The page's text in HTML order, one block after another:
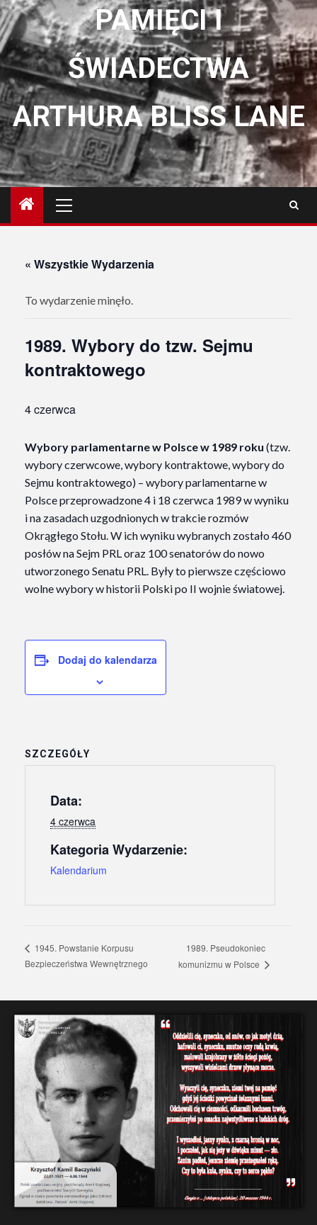
PAMIĘCI I
ŚWIADECTWA
ARTHURA BLISS LANE
główne
« Wszystkie Wydarzenia
To wydarzenie minęło.
1989. Wybory do tzw. Sejmu
kontraktowego
4 czerwca
Wybory parlamentarne w Polsce w 1989 roku (tzw.
wybory czerwcowe, wybory kontraktowe, wybory do
Sejmu kontraktowego) – wybory parlamentarne w
Polsce przeprowadzone 4 i 18 czerwca 1989 w wyniku
i na zasadach uzgodnionych w trakcie rozmów
Okrągłego Stołu. W ich wyniku wybranych zostało 460
posłów na Sejm PRL oraz 100 senatorów do nowo
utworzonego Senatu PRL. Były to pierwsze częściowo
wolne wybory w historii Polski po II wojnie światowej.
Dodaj do kalendarza
SZCZEGÓŁY
Data:
4 czerwca
Kategoria Wydarzenie:
Kalendarium
1945. Powstanie Korpusu
Bezpieczeństwa Wewnętrznego
1989. Pseudokoniec
komunizmu w Polsce